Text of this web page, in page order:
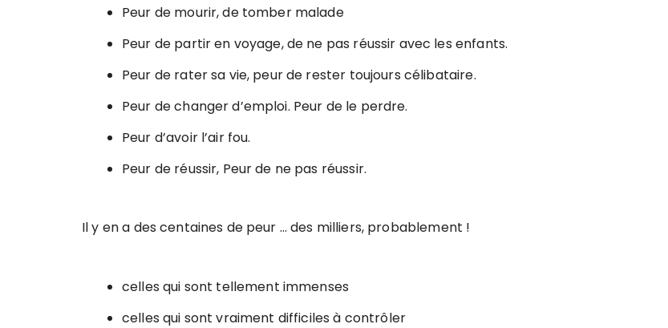
Peur de mourir, de tomber malade
Peur de partir en voyage, de ne pas réussir avec les enfants.
Peur de rater sa vie, peur de rester toujours célibataire.
Peur de changer d’emploi. Peur de le perdre.
Peur d’avoir l’air fou.
Peur de réussir, Peur de ne pas réussir.
Il y en a des centaines de peur … des milliers, probablement !
celles qui sont tellement immenses
celles qui sont vraiment difficiles à contrôler